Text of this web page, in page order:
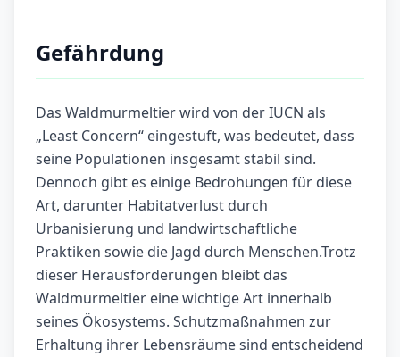
Gefährdung
Das Waldmurmeltier wird von der IUCN als
„Least Concern“ eingestuft, was bedeutet, dass
seine Populationen insgesamt stabil sind.
Dennoch gibt es einige Bedrohungen für diese
Art, darunter Habitatverlust durch
Urbanisierung und landwirtschaftliche
Praktiken sowie die Jagd durch Menschen.Trotz
dieser Herausforderungen bleibt das
Waldmurmeltier eine wichtige Art innerhalb
seines Ökosystems. Schutzmaßnahmen zur
Erhaltung ihrer Lebensräume sind entscheidend